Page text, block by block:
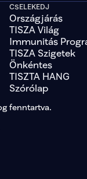
CSELEKEDJ
Országjárás
TISZA Világ
Immunitás
TISZA Szigetek
Önkéntes
TISZTA HANG
Szórólap
fenntartva.